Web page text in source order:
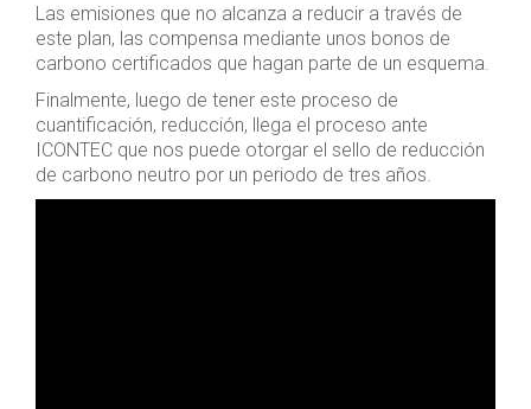
Las emisiones que no alcanza a reducir a través de
este plan, las compensa mediante unos bonos de
carbono certificados que hagan parte de un esquema.
Finalmente, luego de tener este proceso de
cuantificación, reducción, llega el proceso ante
ICONTEC que nos puede otorgar el sello de reducción
de carbono neutro por un periodo de tres años.